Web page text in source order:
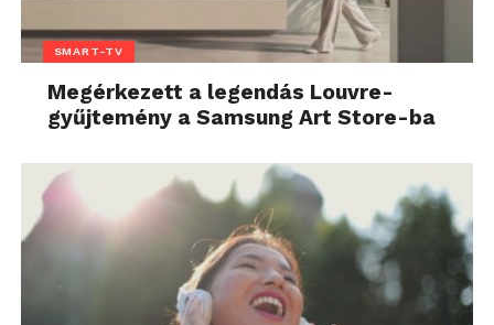
SMART-TV
Megérkezett a legendás Louvre-
gyűjtemény a Samsung Art Store-ba